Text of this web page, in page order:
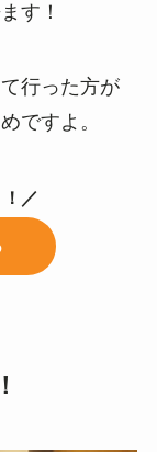
す！
行った方が
ですよ。
／